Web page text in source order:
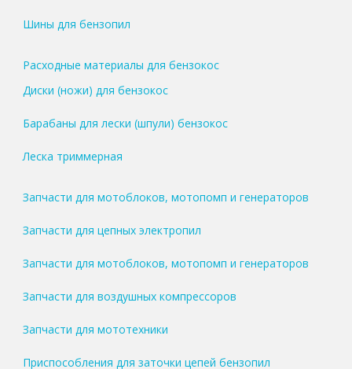
Шины для бензопил
Расходные материалы для бензокос
Диски (ножи) для бензокос
Барабаны для лески (шпули) бензокос
Леска триммерная
Запчасти для мотоблоков, мотопомп и генераторов
Запчасти для цепных электропил
Запчасти для мотоблоков, мотопомп и генераторов
Запчасти для воздушных компрессоров
Запчасти для мототехники
Приспособления для заточки цепей бензопил